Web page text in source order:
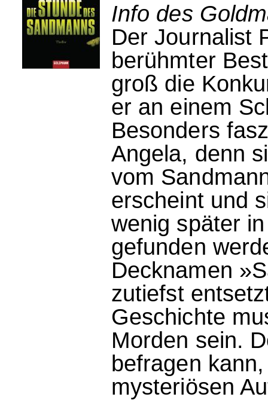
Info des
Der Journalist
berühmter
groß die
er an einem
Besonders
Angela, denn
vom
erscheint und
wenig später
gefunden
Decknamen
zutiefst
Geschichte
Morden sein.
befragen
mysteriösen